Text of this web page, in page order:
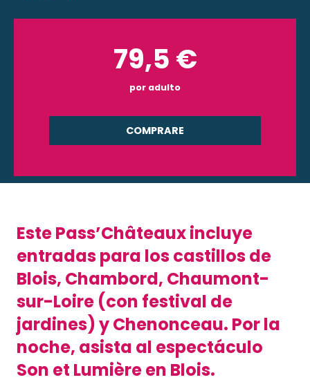
79,5 €
por adulto
COMPRARE
Este Pass’Châteaux incluye
entradas para los castillos de
Blois, Chambord, Chaumont-
sur-Loire (con festival de
jardines) y Chenonceau. Por la
noche, asista al espectáculo
Son et Lumière en Blois.